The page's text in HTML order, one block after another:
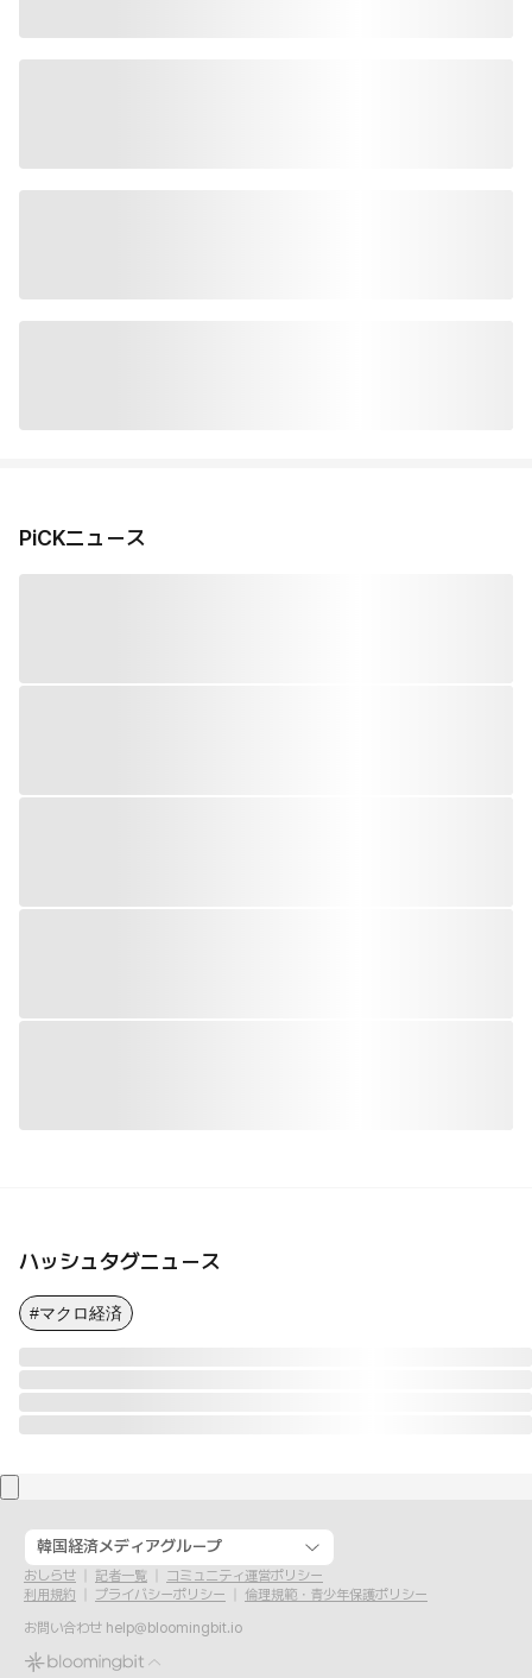
PiCKニュース
ハッシュタグニュース
#マクロ経済
韓国経済メディアグループ
おしらせ 記者一覧
コミュニティ運営ポリシー
利用規約
プライバシーポリシー
倫理規範・青少年保護ポリシー
お問い合わせ help@bloomingbit.io